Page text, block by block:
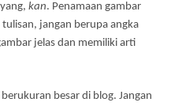
kan. Penamaan gambar
jangan berupa angka
jelas dan memiliki arti
besar di blog. Jangan